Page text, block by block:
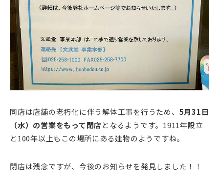
同店は店舗の老朽化に伴う解体工事を行うため、 5月31日
（水）の営業をもって閉店となるようです。1911年設立
と100年以上もこの場所にある建物のようですね。
閉店は残念ですが、今後のお知らせを発見しました！！